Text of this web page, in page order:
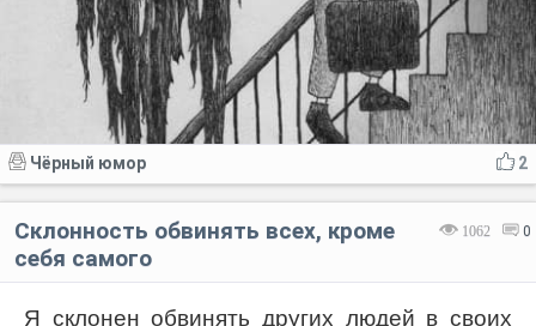
2
Чёрный юмор
1062 0
Склонность обвинять всех, кроме
себя самого
Я склонен обвинять других людей в своих